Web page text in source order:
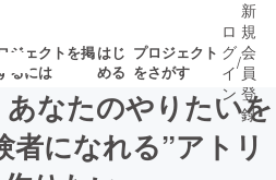
ジェクトを掲
るには
はじ
める
プロジェクト
をさがす
ロ
グ
イ
ン
/
新
規
会
員
登
録
あなたのやりたいを
者になれる”アトリ